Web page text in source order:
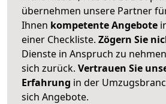
übernehmen unsere Partner
Ihnen kompetente Angebote
einer Checkliste. Zögern Sie
Dienste in Anspruch zu
sich zurück. Vertrauen Sie
Erfahrung in der
sich Angebote.